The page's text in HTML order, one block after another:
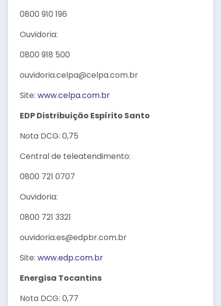
0800 910 196
Ouvidoria:
0800 918 500
ouvidoria.celpa@celpa.com.br
Site: www.celpa.com.br
EDP Distribuição Espírito Santo
Nota DCG: 0,75
Central de teleatendimento:
0800 721 0707
Ouvidoria:
0800 721 3321
ouvidoria.es@edpbr.com.br
Site: www.edp.com.br
Energisa Tocantins
Nota DCG: 0,77